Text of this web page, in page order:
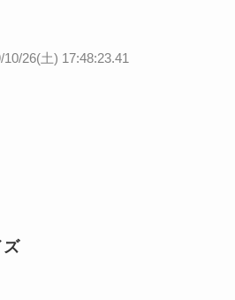
10/26(土) 17:48:23.41
ズ